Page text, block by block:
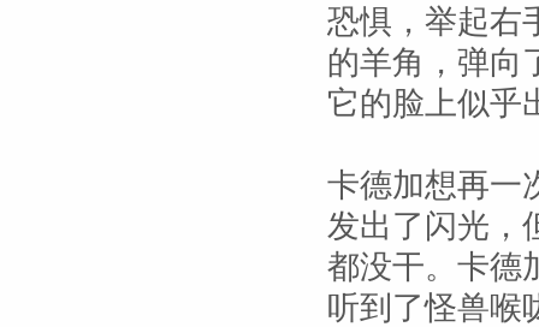
恐惧，举起右
的羊角，弹向
它的脸上似乎
卡德加想再一
发出了闪光，
都没干。卡德
听到了怪兽喉